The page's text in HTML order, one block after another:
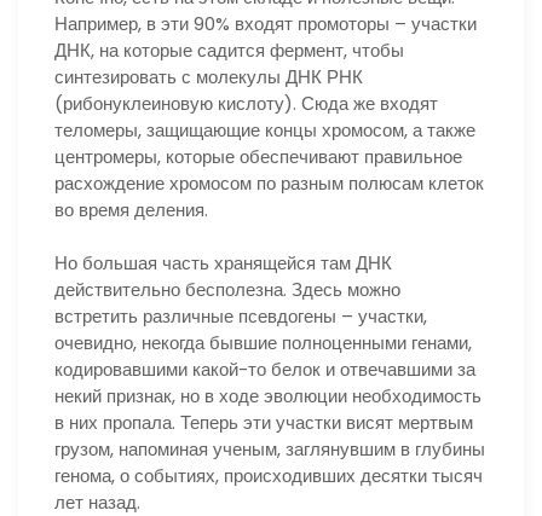
Например, в эти 90% входят промоторы – участки
ДНК, на которые садится фермент, чтобы
синтезировать с молекулы ДНК РНК
(рибонуклеиновую кислоту). Сюда же входят
теломеры, защищающие концы хромосом, а также
центромеры, которые обеспечивают правильное
расхождение хромосом по разным полюсам клеток
во время деления.
Но большая часть хранящейся там ДНК
действительно бесполезна. Здесь можно
встретить различные псевдогены – участки,
очевидно, некогда бывшие полноценными генами,
кодировавшими какой-то белок и отвечавшими за
некий признак, но в ходе эволюции необходимость
в них пропала. Теперь эти участки висят мертвым
грузом, напоминая ученым, заглянувшим в глубины
генома, о событиях, происходивших десятки тысяч
лет назад.